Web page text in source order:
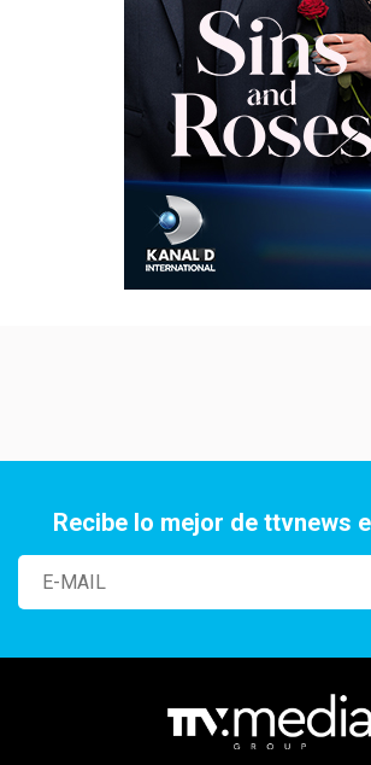
Recibe lo mejor de ttvnews